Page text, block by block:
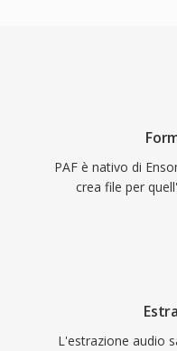
PAF è nativo di
crea file per
L'estrazione audio